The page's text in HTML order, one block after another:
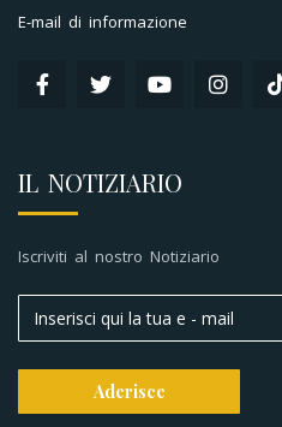
E-mail di informazione
IL NOTIZIARIO
Iscriviti al nostro Notiziario